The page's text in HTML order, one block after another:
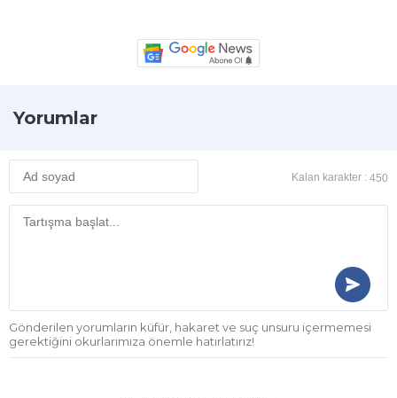
Yorumlar
Kalan karakter : 450
Gönderilen yorumların küfür, hakaret ve suç unsuru içermemesi
gerektiğini okurlarımıza önemle hatırlatırız!